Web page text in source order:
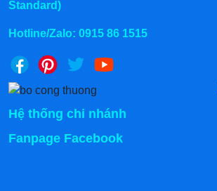
dừng xe, cần chốt khóa bánh để
cỡ 5 - 10 phút với mức nhiệt tối
về mức độ vừa để sấy bánh.
Sau ngày bán, cần tắt hết các
liệu và vệ sinh sạch sẽ khu vực
bán để đảm bảo ATVSTP cho
tiếp theo.
Standard)
Hotline/Zalo: 0915 86 1515
Hệ thống chi nhánh
Fanpage Facebook